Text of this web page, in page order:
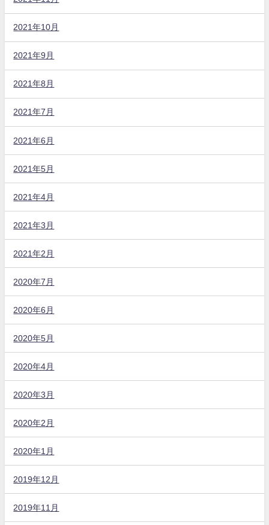
2021年10月
2021年9月
2021年8月
2021年7月
2021年6月
2021年5月
2021年4月
2021年3月
2021年2月
2020年7月
2020年6月
2020年5月
2020年4月
2020年3月
2020年2月
2020年1月
2019年12月
2019年11月